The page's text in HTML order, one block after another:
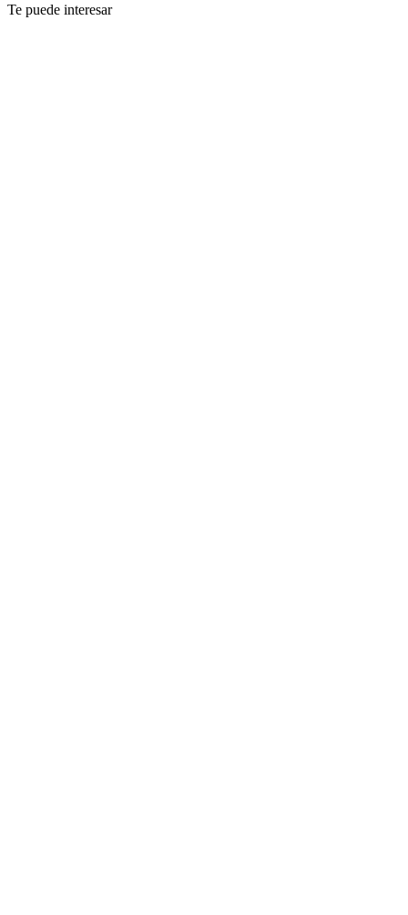
Te puede interesar